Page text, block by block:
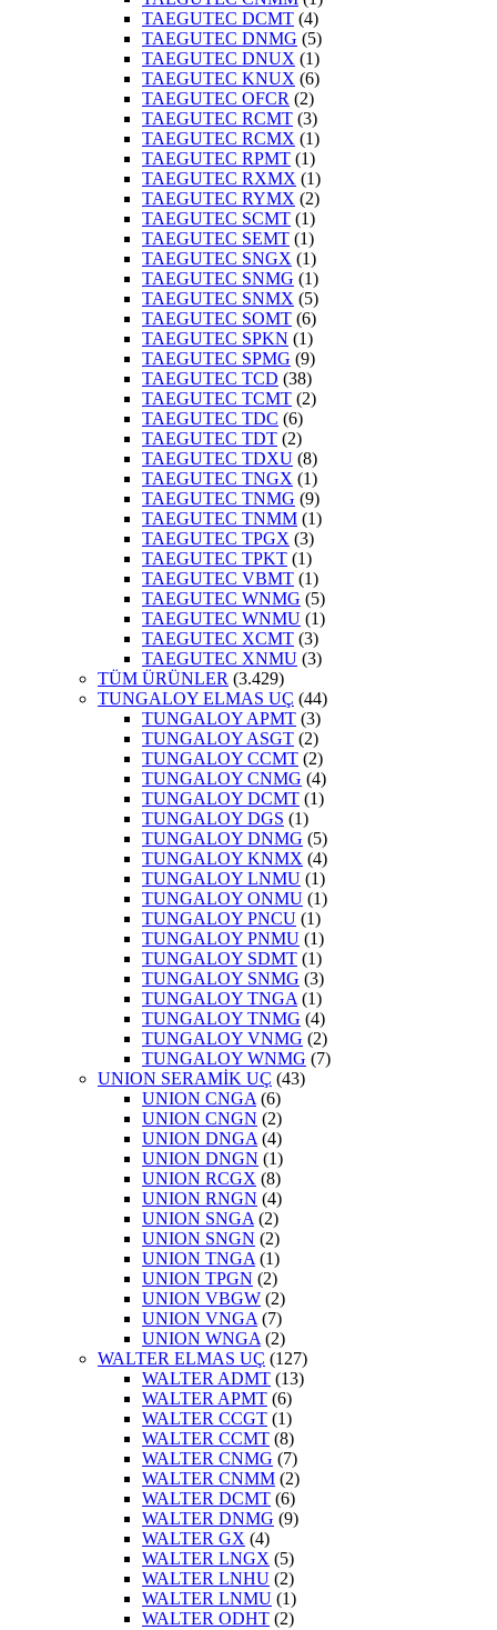
TAEGUTEC DCMT (4)
TAEGUTEC DNMG (5)
TAEGUTEC DNUX (1)
TAEGUTEC KNUX (6)
TAEGUTEC OFCR (2)
TAEGUTEC RCMT (3)
TAEGUTEC RCMX (1)
TAEGUTEC RPMT (1)
TAEGUTEC RXMX (1)
TAEGUTEC RYMX (2)
TAEGUTEC SCMT (1)
TAEGUTEC SEMT (1)
TAEGUTEC SNGX (1)
TAEGUTEC SNMG (1)
TAEGUTEC SNMX (5)
TAEGUTEC SOMT (6)
TAEGUTEC SPKN (1)
TAEGUTEC SPMG (9)
TAEGUTEC TCD (38)
TAEGUTEC TCMT (2)
TAEGUTEC TDC (6)
TAEGUTEC TDT (2)
TAEGUTEC TDXU (8)
TAEGUTEC TNGX (1)
TAEGUTEC TNMG (9)
TAEGUTEC TNMM (1)
TAEGUTEC TPGX (3)
TAEGUTEC TPKT (1)
TAEGUTEC VBMT (1)
TAEGUTEC WNMG (5)
TAEGUTEC WNMU (1)
TAEGUTEC XCMT (3)
TAEGUTEC XNMU (3)
TÜM ÜRÜNLER (3.429)
TUNGALOY ELMAS UÇ (44)
TUNGALOY APMT (3)
TUNGALOY ASGT (2)
TUNGALOY CCMT (2)
TUNGALOY CNMG (4)
TUNGALOY DCMT (1)
TUNGALOY DGS (1)
TUNGALOY DNMG (5)
TUNGALOY KNMX (4)
TUNGALOY LNMU (1)
TUNGALOY ONMU (1)
TUNGALOY PNCU (1)
TUNGALOY PNMU (1)
TUNGALOY SDMT (1)
TUNGALOY SNMG (3)
TUNGALOY TNGA (1)
TUNGALOY TNMG (4)
TUNGALOY VNMG (2)
TUNGALOY WNMG (7)
UNION SERAMİK UÇ (43)
UNION CNGA (6)
UNION CNGN (2)
UNION DNGA (4)
UNION DNGN (1)
UNION RCGX (8)
UNION RNGN (4)
UNION SNGA (2)
UNION SNGN (2)
UNION TNGA (1)
UNION TPGN (2)
UNION VBGW (2)
UNION VNGA (7)
UNION WNGA (2)
WALTER ELMAS UÇ (127)
WALTER ADMT (13)
WALTER APMT (6)
WALTER CCGT (1)
WALTER CCMT (8)
WALTER CNMG (7)
WALTER CNMM (2)
WALTER DCMT (6)
WALTER DNMG (9)
WALTER GX (4)
WALTER LNGX (5)
WALTER LNHU (2)
WALTER LNMU (1)
WALTER ODHT (2)